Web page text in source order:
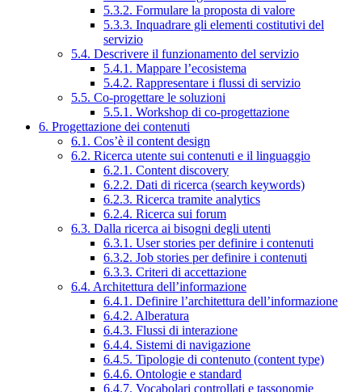
5.3.2. Formulare la proposta di valore
5.3.3. Inquadrare gli elementi costitutivi del
servizio
5.4. Descrivere il funzionamento del servizio
5.4.1. Mappare l’ecosistema
5.4.2. Rappresentare i flussi di servizio
5.5. Co-progettare le soluzioni
5.5.1. Workshop di co-progettazione
6. Progettazione dei contenuti
6.1. Cos’è il content design
6.2. Ricerca utente sui contenuti e il linguaggio
6.2.1. Content discovery
6.2.2. Dati di ricerca (search keywords)
6.2.3. Ricerca tramite analytics
6.2.4. Ricerca sui forum
6.3. Dalla ricerca ai bisogni degli utenti
6.3.1. User stories per definire i contenuti
6.3.2. Job stories per definire i contenuti
6.3.3. Criteri di accettazione
6.4. Architettura dell’informazione
6.4.1. Definire l’architettura dell’informazione
6.4.2. Alberatura
6.4.3. Flussi di interazione
6.4.4. Sistemi di navigazione
6.4.5. Tipologie di contenuto (content type)
6.4.6. Ontologie e standard
6.4.7. Vocabolari controllati e tassonomie